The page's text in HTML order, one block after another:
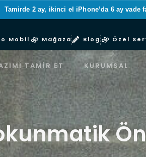
Tamirde 2 ay, ikinci el iPhone’da 6 ay vade
Mobil Mağaza Blog Özel
TAMIR ET KURUMSAL